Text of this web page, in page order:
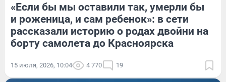
«Если бы мы оставили так, умерли бы
и роженица, и сам ребенок»: в сети
рассказали историю о родах двойни на
борту самолета до Красноярска
15 июля, 2026, 10:04 4 770 19